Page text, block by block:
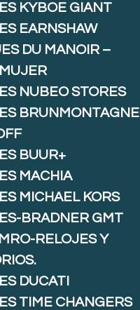
KYBOE GIANT
EARNSHAW
DU MANOIR –
NUBEO STORES
BRUNMONTAGNE
BUUR+
MACHIA
MICHAEL KORS
BRADNER GMT
RELOJES Y
DUCATI
TIME CHANGERS